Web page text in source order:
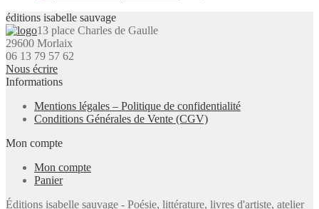
éditions isabelle sauvage
13 place Charles de Gaulle
29600 Morlaix
06 13 79 57 62
Nous écrire
Informations
Mentions légales – Politique de confidentialité
Conditions Générales de Vente (CGV)
Mon compte
Mon compte
Panier
Éditions isabelle sauvage - Poésie, littérature, livres d'artiste, atelier